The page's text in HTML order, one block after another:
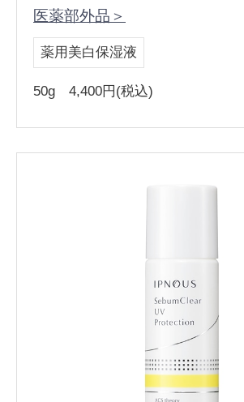
医薬部外品＞
薬用美白保湿液
50g 4,400円(税込)